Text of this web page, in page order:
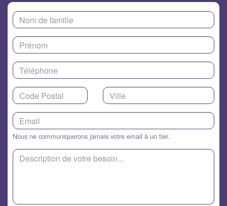
Nous ne communiquerons jamais votre email à un tier.